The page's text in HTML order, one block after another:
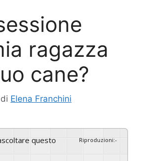
ragazza
cane?
di Elena Franchini
Riproduzioni:-